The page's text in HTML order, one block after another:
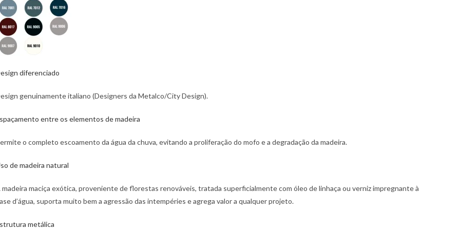
diferenciado
genuinamente italiano (Designers da Metalco/City Design).
entre os elementos de madeira
o completo escoamento da água da chuva, evitando a proliferação do mofo e a degradação da madeira.
de madeira natural
madeira maciça exótica, proveniente de florestas renováveis, tratada superficialmente com óleo de linhaça ou verniz impregnante à
d’água, suporta muito bem a agressão das intempéries e agrega valor a qualquer projeto.
metálica